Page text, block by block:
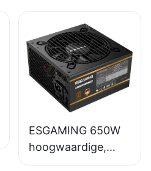
ESGAMING 650W
hoogwaardige,
volledig functionele